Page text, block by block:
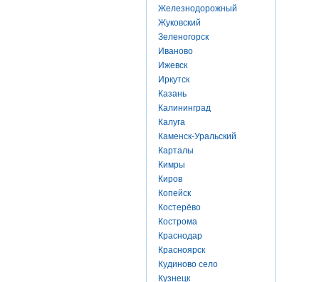
Железнодорожный
Жуковский
Зеленогорск
Иваново
Ижевск
Иркутск
Казань
Калининград
Калуга
Каменск-Уральский
Карталы
Кимры
Киров
Копейск
Костерёво
Кострома
Краснодар
Красноярск
Кудиново село
Кузнецк